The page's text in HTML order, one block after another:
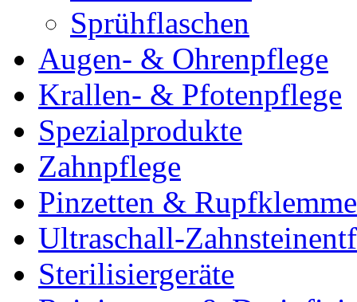
Sprühflaschen
Augen- & Ohrenpflege
Krallen- & Pfotenpflege
Spezialprodukte
Zahnpflege
Pinzetten &
Ultraschall-
Sterilisiergeräte